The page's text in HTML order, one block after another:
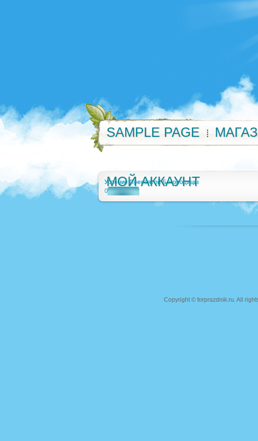
SAMPLE PAGE
МОЙ АККАУНТ
Успение Пресвятой Богородицы
0
Copyright © forprazdnik.ru. All